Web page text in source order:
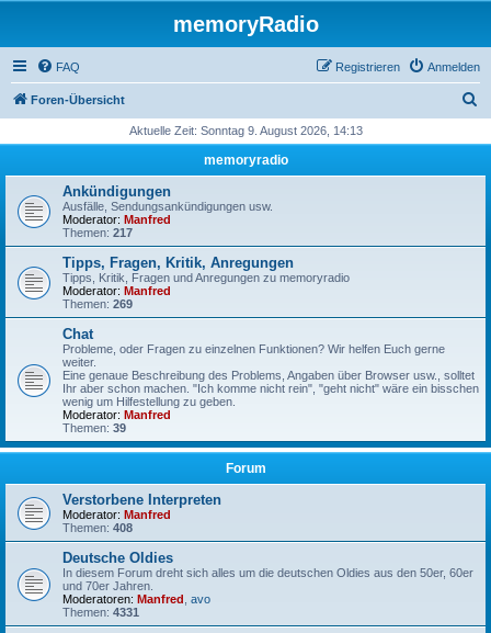
memoryRadio
FAQ Anmelden
Registrieren
Foren-Übersicht
h
Aktuelle Zeit: Sonntag 9. August 2026, 14:13
memoryradio
Ankündigungen
Ausfälle, Sendungsankündigungen usw.
Moderator: Manfred
Themen: 217
Tipps, Fragen, Kritik, Anregungen
Tipps, Kritik, Fragen und Anregungen zu memoryradio
Moderator: Manfred
Themen: 269
Chat
Probleme, oder Fragen zu einzelnen Funktionen? Wir helfen Euch gerne
weiter.
Eine genaue Beschreibung des Problems, Angaben über Browser usw., solltet
Ihr aber schon machen. "Ich komme nicht rein", "geht nicht" wäre ein bisschen
wenig um Hilfestellung zu geben.
Moderator: Manfred
Themen: 39
Forum
Verstorbene Interpreten
Moderator: Manfred
Themen: 408
Deutsche Oldies
In diesem Forum dreht sich alles um die deutschen Oldies aus den 50er, 60er
und 70er Jahren.
Moderatoren: Manfred avo
Themen: 4331